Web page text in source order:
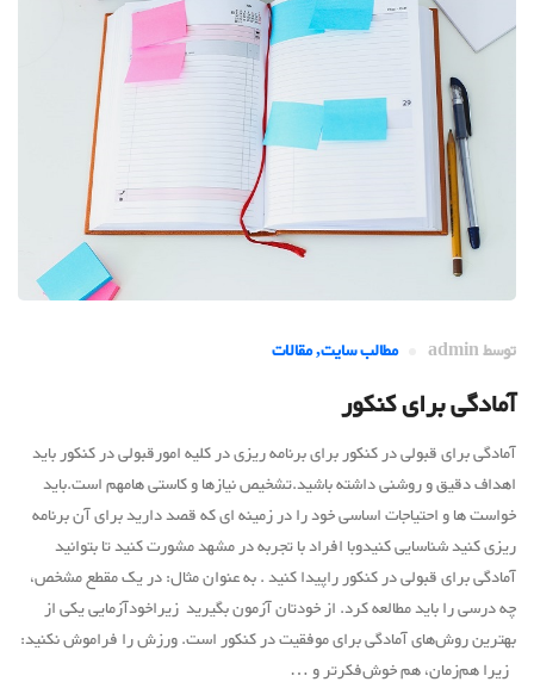
توسطadmin مطالب سایت,مقالات
آمادگی برای کنکور
آمادگی برای قبولی در کنکور برای برنامه ریزی در کلیه امورقبولی در کنکور باید
اهداف دقیق و روشنی داشته باشید.تشخیص نیازها و کاستی هامهم است.باید
خواست ها و احتیاجات اساسى خود را در زمینه ای که قصد دارید برای آن برنامه
ریزی کنید شناسایی کنیدوبا افراد با تجربه در مشهد مشورت کنید تا بتوانید
آمادگی برای قبولی در کنکور راپیدا کنید . به عنوان مثال: در یک مقطع مشخص،
چه درسى را باید مطالعه کرد. از خودتان آزمون بگیرید زیراخودآزمایی یکی از
بهترین روش‌های آمادگی برای موفقیت در کنکور است. ورزش را فراموش نکنید:
زیرا هم‌زمان، هم خوش‌فکرتر و …